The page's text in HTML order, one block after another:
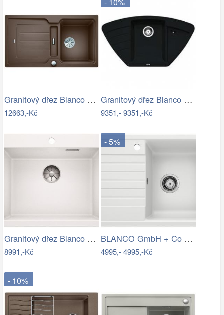
Granitový dřez Blanco CLASSIC Neo 5 S…
12663,-Kč
Granitový dřez Blanco ZIA 9 E antracit…
9351,-9351,-Kč
Granitový dřez Blanco PLEON 6 InFino…
8991,-Kč
- 5%
BLANCO GmbH + Co KG Granitový dřez…
4995,-4995,-Kč
- 10%